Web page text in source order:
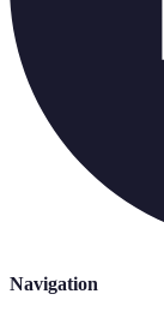
Navigation